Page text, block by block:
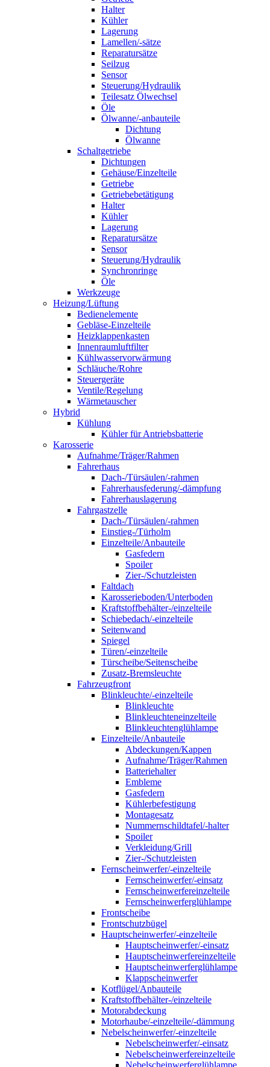
Halter
Kühler
Lagerung
Lamellen/-sätze
Reparatursätze
Seilzug
Sensor
Steuerung/Hydraulik
Teilesatz Ölwechsel
Öle
Ölwanne/-anbauteile
Dichtung
Ölwanne
Schaltgetriebe
Dichtungen
Gehäuse/Einzelteile
Getriebe
Getriebebetätigung
Halter
Kühler
Lagerung
Reparatursätze
Sensor
Steuerung/Hydraulik
Synchronringe
Öle
Werkzeuge
Heizung/Lüftung
Bedienelemente
Gebläse-Einzelteile
Heizklappenkasten
Innenraumluftfilter
Kühlwasservorwärmung
Schläuche/Rohre
Steuergeräte
Ventile/Regelung
Wärmetauscher
Hybrid
Kühlung
Kühler für Antriebsbatterie
Karosserie
Aufnahme/Träger/Rahmen
Fahrerhaus
Dach-/Türsäulen/-rahmen
Fahrerhausfederung/-dämpfung
Fahrerhauslagerung
Fahrgastzelle
Dach-/Türsäulen/-rahmen
Einstieg-/Türholm
Einzelteile/Anbauteile
Gasfedern
Spoiler
Zier-/Schutzleisten
Faltdach
Karosserieboden/Unterboden
Kraftstoffbehälter-/einzelteile
Schiebedach/-einzelteile
Seitenwand
Spiegel
Türen/-einzelteile
Türscheibe/Seitenscheibe
Zusatz-Bremsleuchte
Fahrzeugfront
Blinkleuchte/-einzelteile
Blinkleuchte
Blinkleuchteneinzelteile
Blinkleuchtenglühlampe
Einzelteile/Anbauteile
Abdeckungen/Kappen
Aufnahme/Träger/Rahmen
Batteriehalter
Embleme
Gasfedern
Kühlerbefestigung
Montagesatz
Nummernschildtafel/-halter
Spoiler
Verkleidung/Grill
Zier-/Schutzleisten
Fernscheinwerfer/-einzelteile
Fernscheinwerfer/-einsatz
Fernscheinwerfereinzelteile
Fernscheinwerferglühlampe
Frontscheibe
Frontschutzbügel
Hauptscheinwerfer/-einzelteile
Hauptscheinwerfer/-einsatz
Hauptscheinwerfereinzelteile
Hauptscheinwerferglühlampe
Klappscheinwerfer
Kotflügel/Anbauteile
Kraftstoffbehälter-/einzelteile
Motorabdeckung
Motorhaube/-einzelteile/-dämmung
Nebelscheinwerfer/-einzelteile
Nebelscheinwerfer/-einsatz
Nebelscheinwerfereinzelteile
Nebelscheinwerferglühlampe